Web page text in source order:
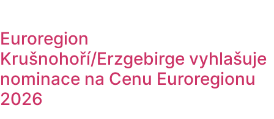
Euroregion
Krušnohoří/Erzgebirge vyhlašuje
nominace na Cenu Euroregionu
2026